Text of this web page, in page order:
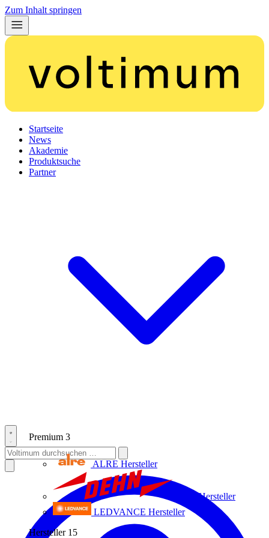
Zum Inhalt springen
Startseite
News
Akademie
Produktsuche
Partner
Premium 3
ALRE Hersteller
Hersteller
LEDVANCE Hersteller
Hersteller 15